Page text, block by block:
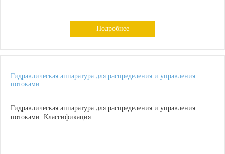
Подробнее
Гидравлическая аппаратура для распределения и управления
потоками
Гидравлическая аппаратура для распределения и управления
потоками. Классификация.